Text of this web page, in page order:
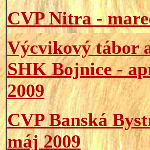
CVP Nitra -
Výcvikový tábor
SHK Bojnice -
2009
CVP Banská
máj 2009